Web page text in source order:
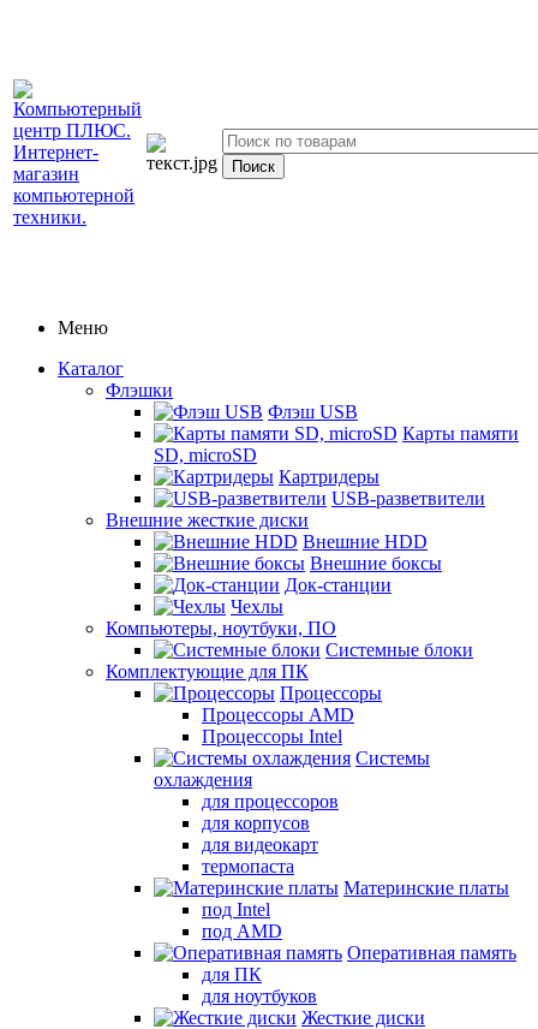
Меню
Каталог
Флэшки
Флэш USB
Карты памяти
SD, microSD
Картридеры
USB-разветвители
Внешние жесткие диски
Внешние HDD
Внешние боксы
Док-станции
Чехлы
Компьютеры, ноутбуки, ПО
Системные блоки
Комплектующие для ПК
Процессоры
Процессоры AMD
Процессоры Intel
Системы
охлаждения
для процессоров
для корпусов
для видеокарт
термопаста
Материнские платы
под Intel
под AMD
Оперативная память
для ПК
для ноутбуков
Жесткие диски